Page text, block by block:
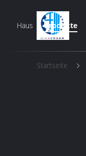
Haus Produkte
Startseite